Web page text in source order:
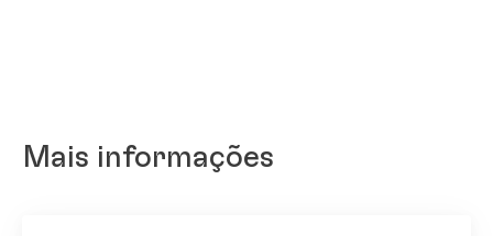
Mais informações